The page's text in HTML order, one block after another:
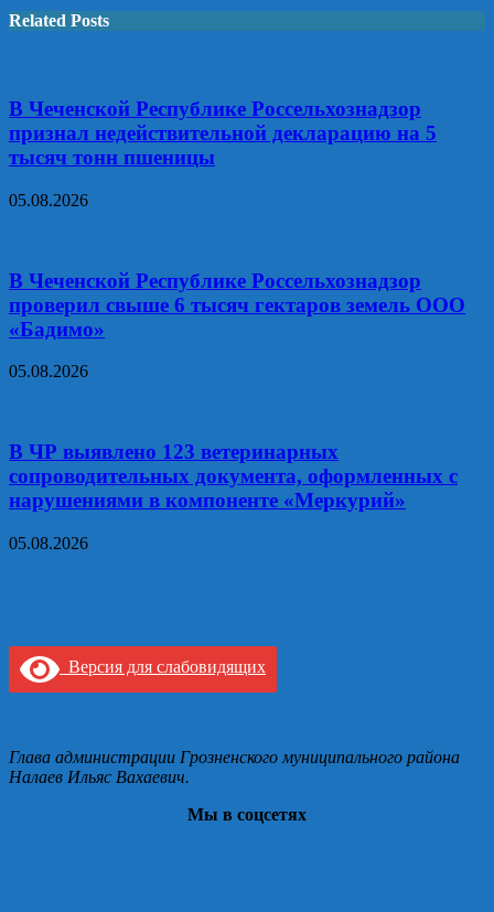
Related Posts
В Чеченской Республике Россельхознадзор
признал недействительной декларацию на 5
тысяч тонн пшеницы
05.08.2026
В Чеченской Республике Россельхознадзор
проверил свыше 6 тысяч гектаров земель ООО
«Бадимо»
05.08.2026
В ЧР выявлено 123 ветеринарных
сопроводительных документа, оформленных с
нарушениями в компоненте «Меркурий»
05.08.2026
Версия для слабовидящих
Глава администрации Грозненского муниципального района
Налаев Ильяс Вахаевич.
Мы в соцсетях